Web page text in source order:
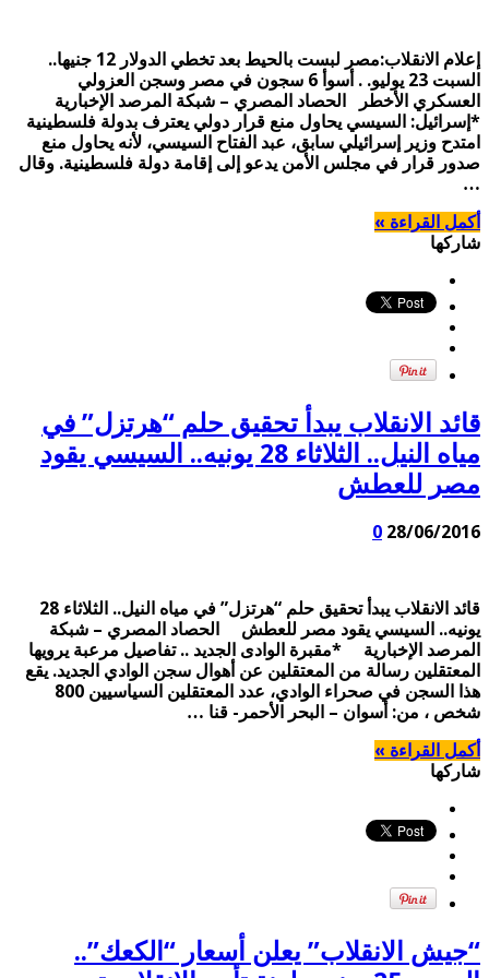
إعلام الانقلاب:مصر لبست بالحيط بعد تخطي الدولار 12 جنيها..
السبت 23 يوليو. . أسوأ 6 سجون في مصر وسجن العزولي
العسكري الأخطر الحصاد المصري – شبكة المرصد الإخبارية
*إسرائيل: السيسي يحاول منع قرار دولي يعترف بدولة فلسطينية
امتدح وزير إسرائيلي سابق، عبد الفتاح السيسي، لأنه يحاول منع
صدور قرار في مجلس الأمن يدعو إلى إقامة دولة فلسطينية. وقال
…
أكمل القراءة »
شاركها
قائد الانقلاب يبدأ تحقيق حلم “هرتزل” في
مياه النيل.. الثلاثاء 28 يونيه.. السيسي يقود
مصر للعطش
28/06/2016
0
قائد الانقلاب يبدأ تحقيق حلم “هرتزل” في مياه النيل.. الثلاثاء 28
يونيه.. السيسي يقود مصر للعطش الحصاد المصري – شبكة
المرصد الإخبارية *مقبرة الوادى الجديد .. تفاصيل مرعبة يرويها
المعتقلين رسالة من المعتقلين عن أهوال سجن الوادي الجديد. يقع
هذا السجن في صحراء الوادي، عدد المعتقلين السياسيين 800
شخص ، من: أسوان – البحر الأحمر- قنا …
أكمل القراءة »
شاركها
“جيش الانقلاب” يعلن أسعار “الكعك”..